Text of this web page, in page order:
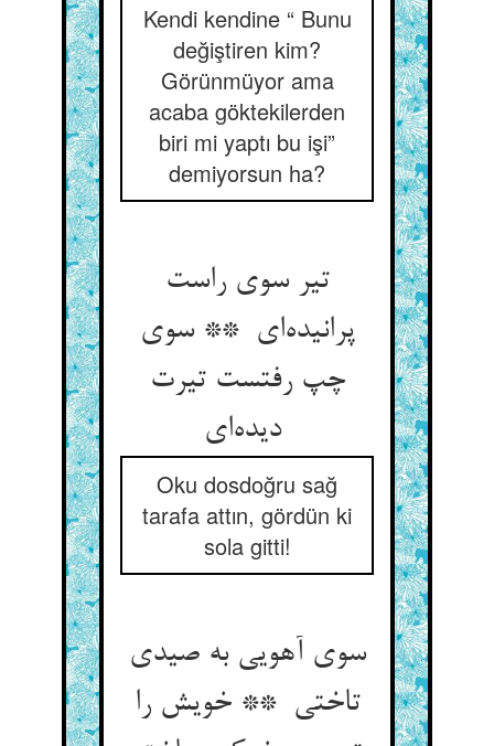
Kendi kendine “ Bunu
değiştiren kim?
Görünmüyor ama
acaba göktekilerden
biri mi yaptı bu işi”
demiyorsun ha?
تیر سوی راست
پرانیده‌ای ** سوی
چپ رفتست تیرت
دیده‌ای
Oku dosdoğru sağ
tarafa attın, gördün ki
sola gitti!
سوی آهویی به صیدی
تاختی ** خویش را